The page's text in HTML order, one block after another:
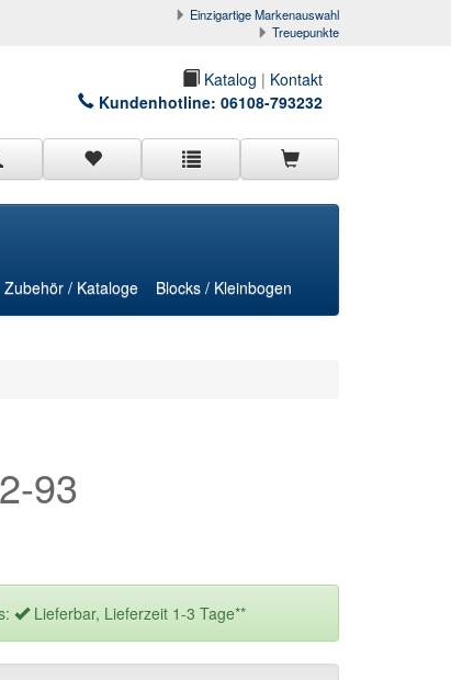
Einzigartige Markenauswahl
Treuepunkte
Katalog | Kontakt
Kundenhotline: 06108-793232
Zubehör / Kataloge Blocks / Kleinbogen
93
Lieferbar, Lieferzeit 1-3 Tage**